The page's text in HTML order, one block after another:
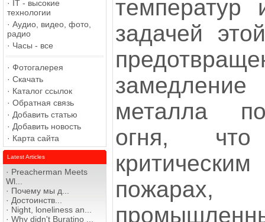
· IT - высокие
технологии
· Аудио, видео, фото,
радио
· Часы - все
· Фотогалерея
· Скачать
· Каталог ссылок
· Обратная связь
· Добавить статью
· Добавить новость
· Карта сайта
Latest Articles
· Preacherman Meets
Wl...
· Почему мы д...
· Достоинств...
· Night, loneliness an...
· Why didn't Buratino ...
температур
задачей
металла
огня,